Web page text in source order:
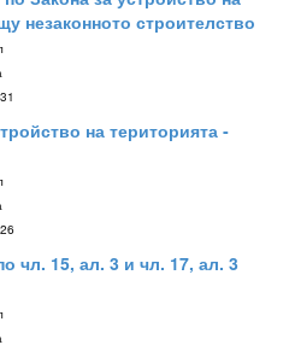
незаконното строителство
на територията
чл. 15, ал. 3 и чл. 17, ал. 3